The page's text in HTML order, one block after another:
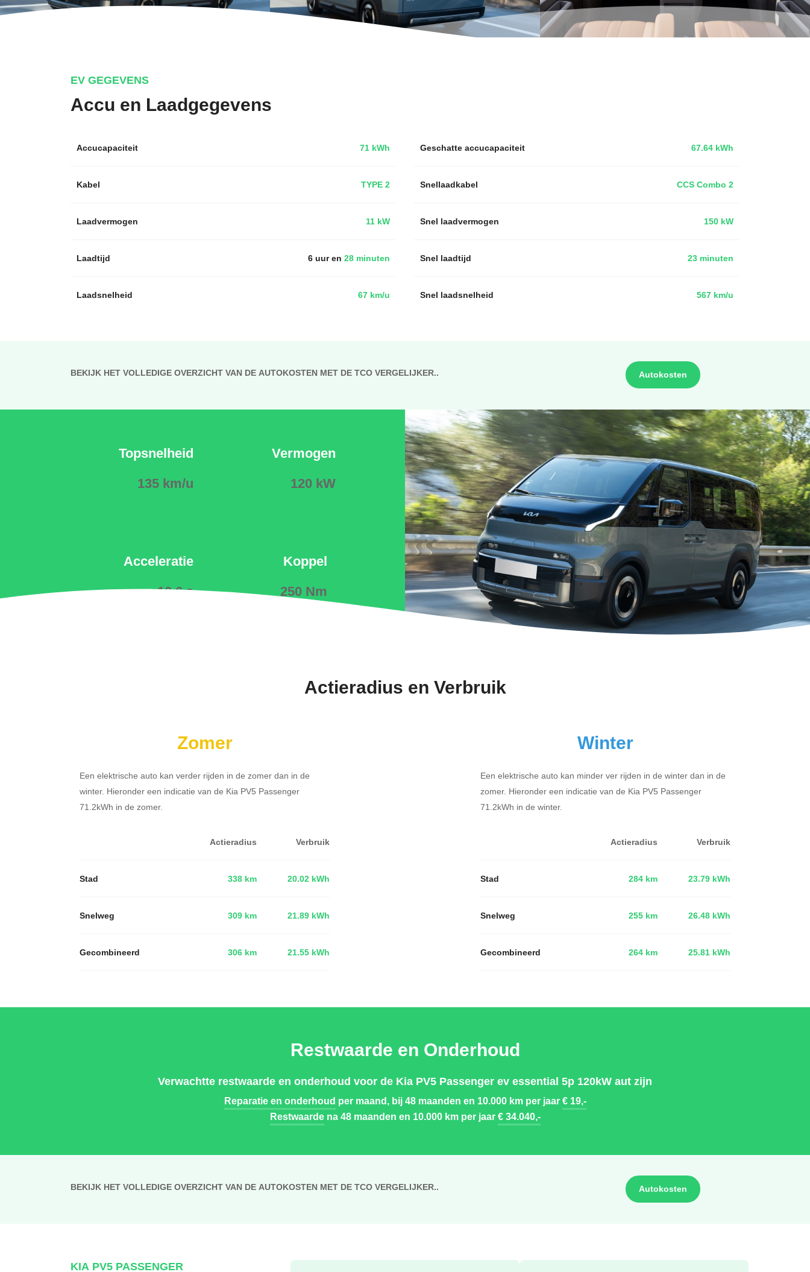
EV GEGEVENS
Accu en Laadgegevens
Accucapaciteit 71 kWh
Kabel TYPE 2
Laadvermogen 11 kW
Laadtijd 6 uur en 28 minuten
Laadsnelheid 67 km/u
67.64 kWh
Geschatte accucapaciteit
Snellaadkabel CCS Combo 2
Snel laadvermogen 150 kW
Snel laadtijd 23 minuten
Snel laadsnelheid 567 km/u
BEKIJK HET VOLLEDIGE OVERZICHT VAN DE AUTOKOSTEN MET DE TCO VERGELIJKER.. Autokosten
Topsnelheid
135 km/u
Acceleratie
10.6 s
Vermogen
120 kW
Koppel
250 Nm
Actieradius en Verbruik
Zomer
Een elektrische auto kan verder rijden in de zomer dan in de
winter. Hieronder een indicatie van de Kia PV5 Passenger
71.2kWh in de zomer.
Actieradius Verbruik
Stad 338 km 20.02 kWh
Snelweg 309 km 21.89 kWh
Gecombineerd 306 km 21.55 kWh
Winter
Een elektrische auto kan minder ver rijden in de winter dan in de
zomer. Hieronder een indicatie van de Kia PV5 Passenger
71.2kWh in de winter.
Actieradius Verbruik
Stad 284 km 23.79 kWh
Snelweg 255 km 26.48 kWh
Gecombineerd 264 km 25.81 kWh
Restwaarde en Onderhoud
Verwachtte restwaarde en onderhoud voor de Kia PV5 Passenger ev essential 5p 120kW aut zijn
Reparatie en onderhoud per maand, bij 48 maanden en 10.000 km per jaar€ 19,-
Restwaardena 48 maanden en 10.000 km per jaar€ 34.040,-
BEKIJK HET VOLLEDIGE OVERZICHT VAN DE AUTOKOSTEN MET DE TCO VERGELIJKER.. Autokosten
KIA PV5 PASSENGER